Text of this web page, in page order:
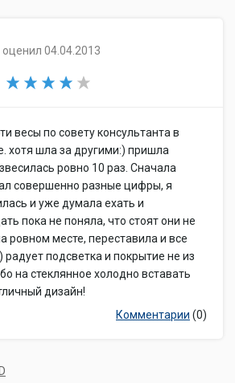
оценил 04.04.2013
весы по совету консультанта в
хотя шла за другими:) пришла
ровно 10 раз. Сначала
совершенно разные цифры, я
и уже думала ехать и
пока не поняла, что стоят они не
ровном месте, переставила и все
радует подсветка и покрытие не из
на стеклянное холодно вставать
дизайн!
Комментарии (0)